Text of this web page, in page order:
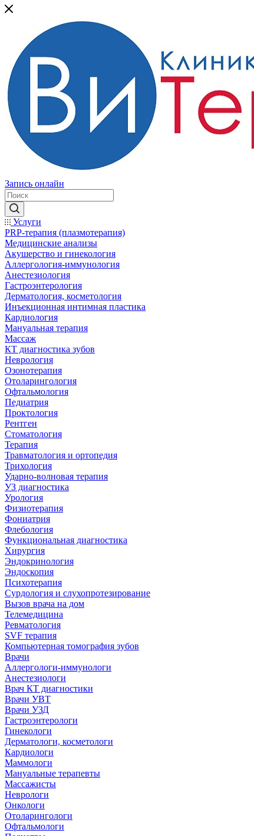
Запись онлайн
Услуги
PRP-терапия (плазмотерапия)
Медицинские анализы
Акушерство и гинекология
Аллергология-иммунология
Анестезиология
Гастроэнтерология
Дерматология, косметология
Инъекционная интимная пластика
Кардиология
Мануальная терапия
Массаж
КТ диагностика зубов
Неврология
Озонотерапия
Отоларингология
Офтальмология
Педиатрия
Проктология
Рентген
Стоматология
Терапия
Травматология и ортопедия
Трихология
Ударно-волновая терапия
УЗ диагностика
Урология
Физиотерапия
Фониатрия
Флебология
Функциональная диагностика
Хирургия
Эндокринология
Эндоскопия
Психотерапия
Сурдология и слухопротезирование
Вызов врача на дом
Телемедицина
Ревматология
SVF терапия
Компьютерная томография зубов
Врачи
Аллергологи-иммунологи
Анестезиологи
Врач КТ диагностики
Врачи УВТ
Врачи УЗД
Гастроэнтерологи
Гинекологи
Дерматологи, косметологи
Кардиологи
Маммологи
Мануальные терапевты
Массажисты
Неврологи
Онкологи
Отоларингологи
Офтальмологи